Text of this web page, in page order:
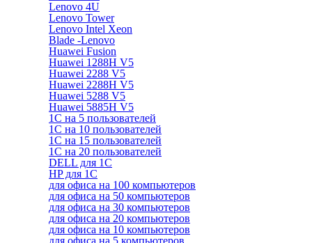
Lenovo 4U
Lenovo Tower
Lenovo Intel Xeon
Blade -Lenovo
Huawei Fusion
Huawei 1288H V5
Huawei 2288 V5
Huawei 2288H V5
Huawei 5288 V5
Huawei 5885H V5
1С на 5 пользователей
1С на 10 пользователей
1С на 15 пользователей
1С на 20 пользователей
DELL для 1С
HP для 1С
для офиса на 100 компьютеров
для офиса на 50 компьютеров
для офиса на 30 компьютеров
для офиса на 20 компьютеров
для офиса на 10 компьютеров
для офиса на 5 компьютеров